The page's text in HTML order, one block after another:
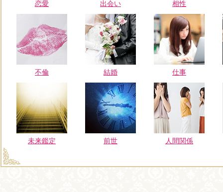
恋愛 出会い 相性
不倫 結婚 仕事
未来鑑定 前世 人間関係